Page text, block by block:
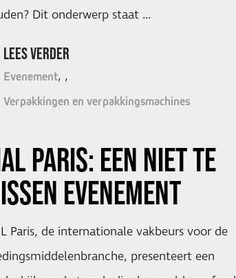
Dit onderwerp staat …
LEES VERDER
Evenement
Verpakkingen en verpakkingsmachines
PARIS: EEN NIET TE
EVENEMENT
Paris, de internationale vakbeurs voor de
presenteert een